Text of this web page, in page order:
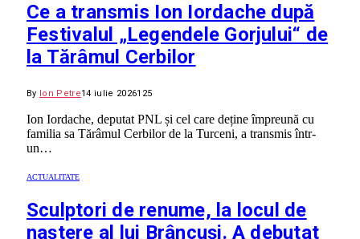
Ce a transmis Ion Iordache după
Festivalul „Legendele Gorjului“ de
la Tărâmul Cerbilor
By Ion Petre14 iulie 2026125
Ion Iordache, deputat PNL și cel care deține împreună cu
familia sa Tărâmul Cerbilor de la Turceni, a transmis într-
un…
ACTUALITATE
Sculptori de renume, la locul de
naștere al lui Brâncuși. A debutat